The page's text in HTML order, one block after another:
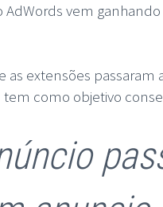
AdWords vem
extensões
como objetivo